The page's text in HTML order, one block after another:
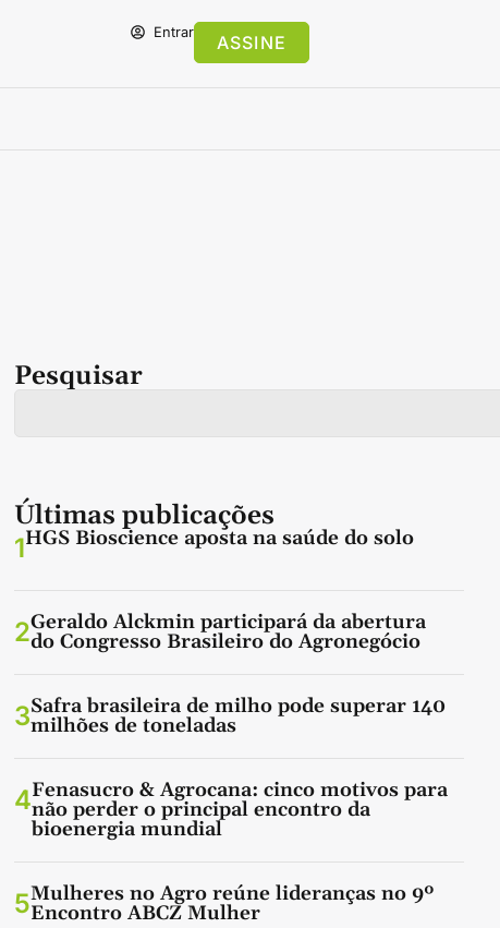
Entrar ASSINE
Pesquisar
Últimas publicações
1HGS Bioscience aposta na saúde do solo
2Geraldo Alckmin participará da abertura
do Congresso Brasileiro do Agronegócio
3Safra brasileira de milho pode superar 140
milhões de toneladas
4Fenasucro & Agrocana: cinco motivos para
não perder o principal encontro da
bioenergia mundial
5Mulheres no Agro reúne lideranças no 9º
Encontro ABCZ Mulher